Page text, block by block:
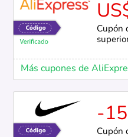
Cupón
Más cupones de
-
Cupón